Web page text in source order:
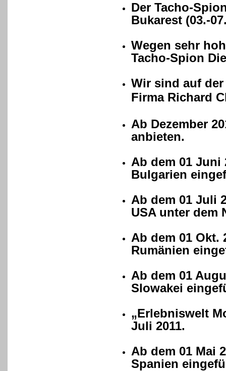
Der Tacho-
Bukarest (03.-
Wegen sehr
Tacho-Spion
Wir sind auf der
Firma Richard
Ab Dezember
anbieten.
Ab dem 01 Juni
Bulgarien
Ab dem 01 Juli
USA unter dem
Ab dem 01 Okt.
Rumänien
Ab dem 01
Slowakei
„Erlebniswelt
Juli 2011.
Ab dem 01 Mai
Spanien